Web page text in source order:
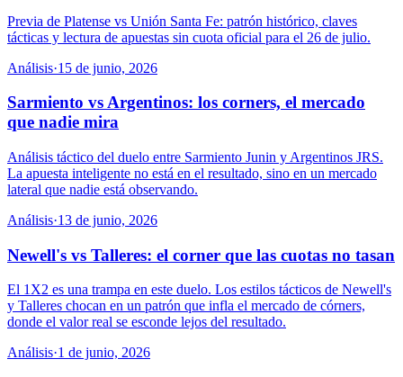
Previa de Platense vs Unión Santa Fe: patrón histórico, claves
tácticas y lectura de apuestas sin cuota oficial para el 26 de julio.
Análisis·15 de junio, 2026
Sarmiento vs Argentinos: los corners, el mercado
que nadie mira
Análisis táctico del duelo entre Sarmiento Junin y Argentinos JRS.
La apuesta inteligente no está en el resultado, sino en un mercado
lateral que nadie está observando.
Análisis·13 de junio, 2026
Newell's vs Talleres: el corner que las cuotas no tasan
El 1X2 es una trampa en este duelo. Los estilos tácticos de Newell's
y Talleres chocan en un patrón que infla el mercado de córners,
donde el valor real se esconde lejos del resultado.
Análisis·1 de junio, 2026